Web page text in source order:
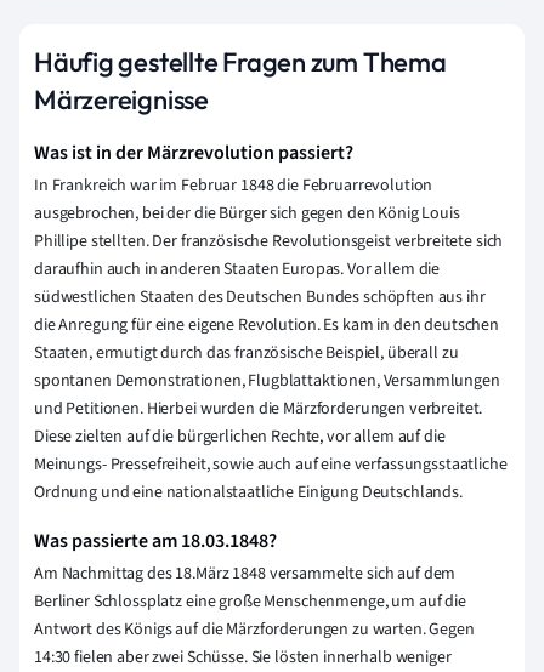
Häufig gestellte Fragen zum Thema
Märzereignisse
Was ist in der Märzrevolution passiert?
In Frankreich war im Februar 1848 die Februarrevolution
ausgebrochen, bei der die Bürger sich gegen den König Louis
Phillipe stellten. Der französische Revolutionsgeist verbreitete sich
daraufhin auch in anderen Staaten Europas. Vor allem die
südwestlichen Staaten des Deutschen Bundes schöpften aus ihr
die Anregung für eine eigene Revolution. Es kam in den deutschen
Staaten, ermutigt durch das französische Beispiel, überall zu
spontanen Demonstrationen, Flugblattaktionen, Versammlungen
und Petitionen. Hierbei wurden die Märzforderungen verbreitet.
Diese zielten auf die bürgerlichen Rechte, vor allem auf die
Meinungs- Pressefreiheit, sowie auch auf eine verfassungsstaatliche
Ordnung und eine nationalstaatliche Einigung Deutschlands.
Was passierte am 18.03.1848?
Am Nachmittag des 18.März 1848 versammelte sich auf dem
Berliner Schlossplatz eine große Menschenmenge, um auf die
Antwort des Königs auf die Märzforderungen zu warten. Gegen
14:30 fielen aber zwei Schüsse. Sie lösten innerhalb weniger